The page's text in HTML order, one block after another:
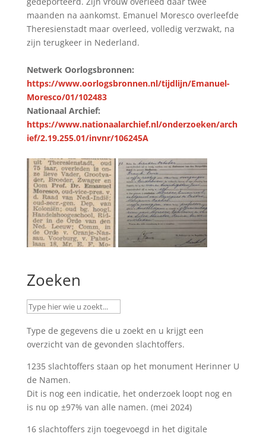
maanden na aankomst. Emanuel Moresco overleefde
Theresienstadt maar overleed, volledig verzwakt, na
zijn terugkeer in Nederland.
Netwerk Oorlogsbronnen:
https://www.oorlogsbronnen.nl/tijdlijn/Emanuel-
Moresco/01/102483
Nationaal Archief:
https://www.nationaalarchief.nl/onderzoeken/arch
ief/2.19.255.01/invnr/106245A
Zoeken
Type de gegevens die u zoekt en u krijgt een
overzicht van de gevonden slachtoffers.
1235 slachtoffers staan op het monument Herinner U
de Namen.
Dit is nog een indicatie, het onderzoek loopt nog en
is nu op ±97% van alle namen. (mei 2024)
16 slachtoffers zijn toegevoegd in het digitale